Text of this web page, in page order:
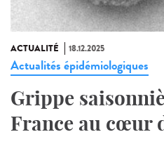
ACTUALITÉ 18.12.2025
Actualités épidémiologiques
Grippe
France au cœur